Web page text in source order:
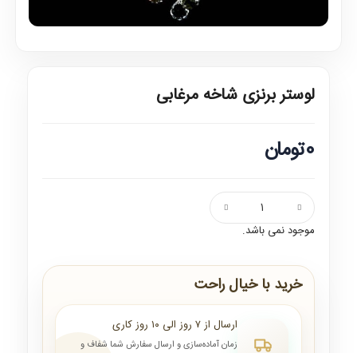
لوستر برنزی شاخه مرغابی
0تومان
موجود نمی باشد.
خرید با خیال راحت
ارسال از ۷ روز الی ۱۰ روز کاری
زمان آماده‌سازی و ارسال سفارش شما شفاف و